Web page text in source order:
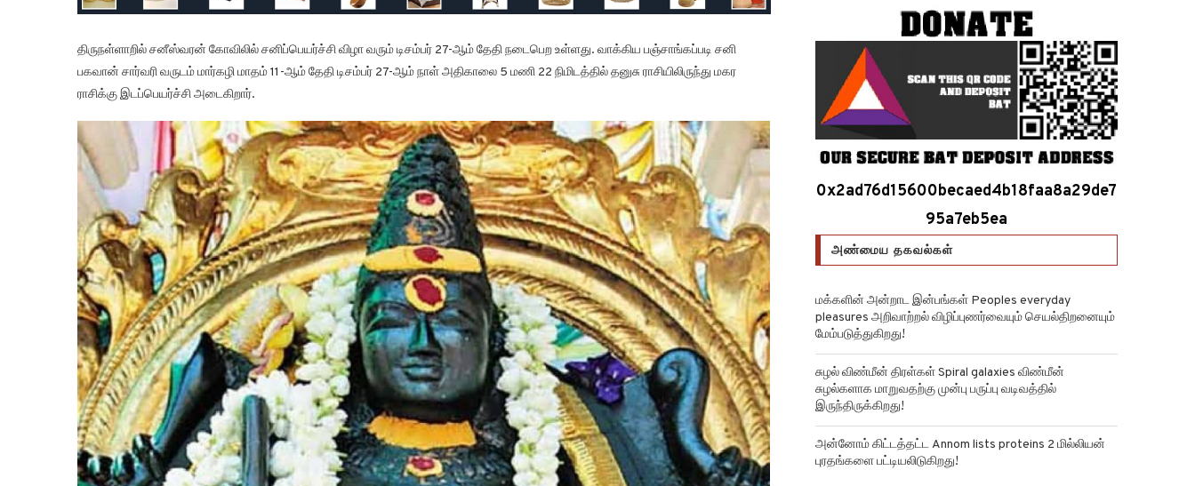
திருநள்ளாறில் சனீஸ்வரன் கோவிலில் சனிப்பெயர்ச்சி விழா வரும் டிசம்பர் 27-ஆம் தேதி நடைபெற உள்ளது. வாக்கிய பஞ்சாங்கப்படி சனி
பகவான் சார்வரி வருடம் மார்கழி மாதம் 11-ஆம் தேதி டிசம்பர் 27-ஆம் நாள் அதிகாலை 5 மணி 22 நிமிடத்தில் தனுசு ராசியிலிருந்து மகர
ராசிக்கு இடப்பெயர்ச்சி அடைகிறார்.
0x2ad76d15600becaed4b18faa8a29de7
95a7eb5ea
அண்மைய தகவல்கள்
மக்களின் அன்றாட இன்பங்கள் Peoples everyday
pleasures அறிவாற்றல் விழிப்புணர்வையும் செயல்திறனையும்
மேம்படுத்துகிறது!
சுழல் விண்மீன் திரள்கள் Spiral galaxies விண்மீன்
சுழல்களாக மாறுவதற்கு முன்பு பருப்பு வடிவத்தில்
இருந்திருக்கிறது!
அன்னோம் கிட்டத்தட்ட Annom lists proteins 2 மில்லியன்
புரதங்களை பட்டியலிடுகிறது!